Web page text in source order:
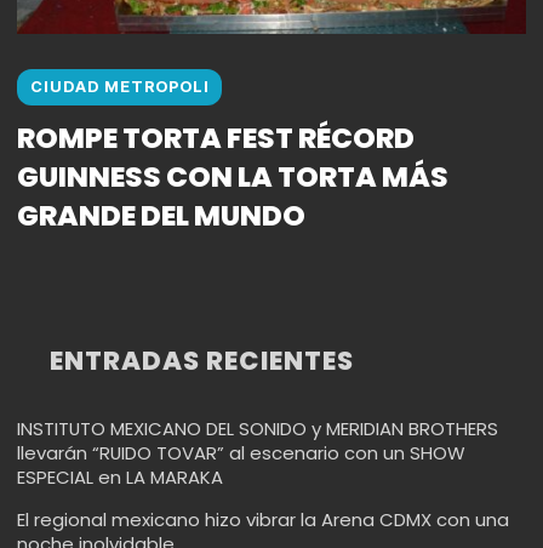
CIUDAD METROPOLI
ROMPE TORTA FEST RÉCORD
GUINNESS CON LA TORTA MÁS
GRANDE DEL MUNDO
ENTRADAS RECIENTES
INSTITUTO MEXICANO DEL SONIDO y MERIDIAN BROTHERS
llevarán “RUIDO TOVAR” al escenario con un SHOW
ESPECIAL en LA MARAKA
El regional mexicano hizo vibrar la Arena CDMX con una